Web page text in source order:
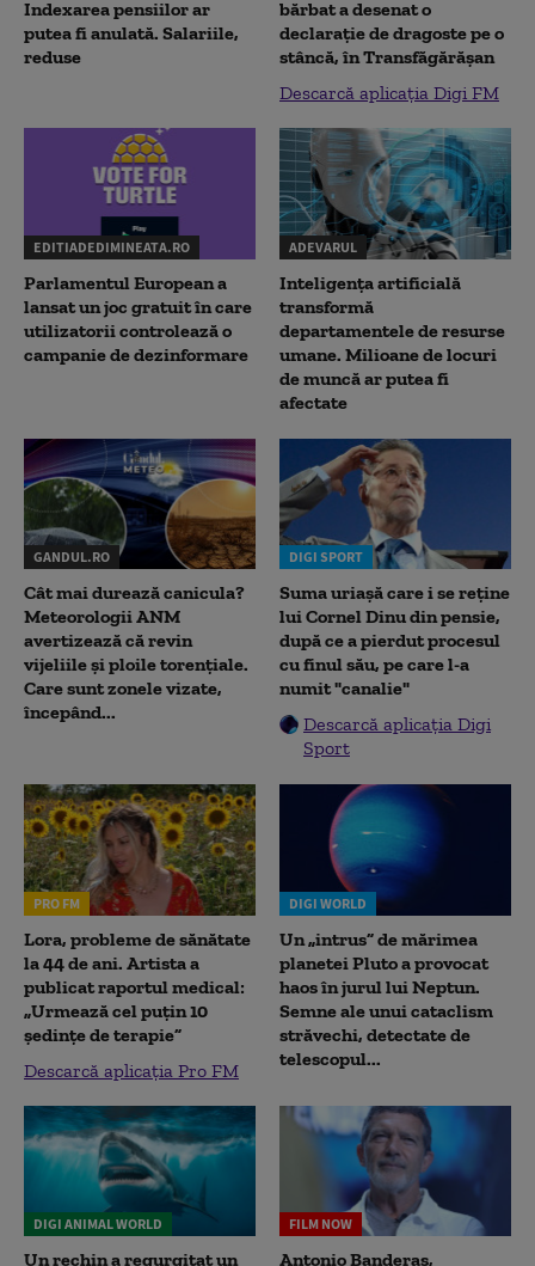
Indexarea pensiilor ar
putea fi anulată. Salariile,
reduse
bărbat a desenat o
declaraţie de dragoste pe o
stâncă, în Transfăgărăşan
Descarcă aplicația Digi FM
EDITIADEDIMINEATA.RO
Parlamentul European a
lansat un joc gratuit în care
utilizatorii controlează o
campanie de dezinformare
ADEVARUL
Inteligența artificială
transformă
departamentele de resurse
umane. Milioane de locuri
de muncă ar putea fi
afectate
GANDUL.RO
Cât mai durează canicula?
Meteorologii ANM
avertizează că revin
vijeliile și ploile torențiale.
Care sunt zonele vizate,
începând...
DIGI SPORT
Suma uriașă care i se reține
lui Cornel Dinu din pensie,
după ce a pierdut procesul
cu finul său, pe care l-a
numit "canalie"
Descarcă aplicația Digi
Sport
PRO FM
Lora, probleme de sănătate
la 44 de ani. Artista a
publicat raportul medical:
„Urmează cel puțin 10
ședințe de terapie”
Descarcă aplicația Pro FM
DIGI WORLD
Un „intrus” de mărimea
planetei Pluto a provocat
haos în jurul lui Neptun.
Semne ale unui cataclism
străvechi, detectate de
telescopul...
DIGI ANIMAL WORLD
Un rechin a regurgitat un
FILM NOW
Antonio Banderas,